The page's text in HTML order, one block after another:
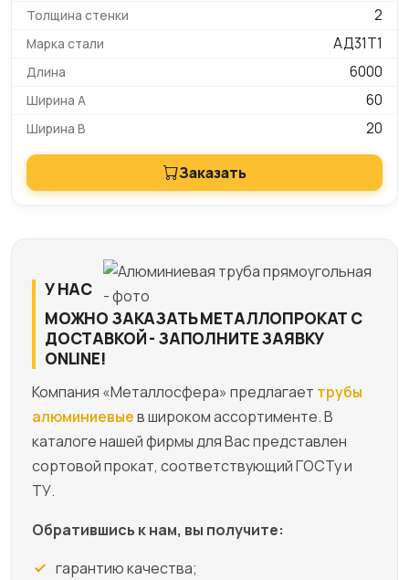
2
АД31Т1
6000
60
20
Заказать
У НАС
МОЖНО ЗАКАЗАТЬ МЕТАЛЛОПРОКАТ С
ДОСТАВКОЙ - ЗАПОЛНИТЕ ЗАЯВКУ
ONLINE!
Компания «Металлосфера» предлагает трубы
алюминиевыев широком ассортименте. В
каталоге нашей фирмы для Вас представлен
сортовой прокат, соответствующий ГОСТу и
ТУ.
Обратившись к нам, вы получите:
гарантию качества;